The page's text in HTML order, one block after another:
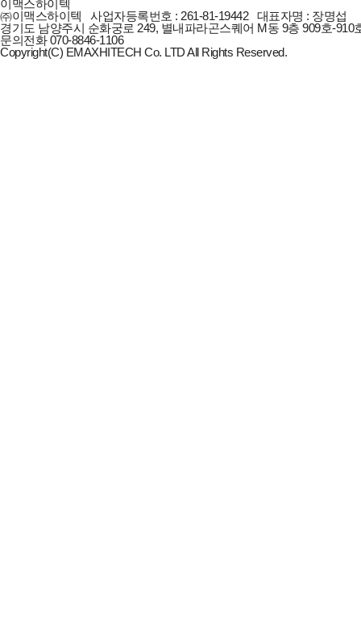
이맥스하이텍
㈜이맥스하이텍 사업자등록번호 : 261-81-19442 대표자명 : 장명섭
경기도 남양주시 순화궁로 249, 별내파라곤스퀘어 M동 9층 909호-
문의전화 070-8846-1106
Copyright(C) EMAXHITECH Co. LTD All Rights Reserved.